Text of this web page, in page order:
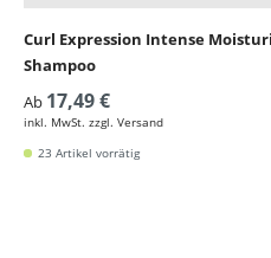
Curl Expression Intense
Shampoo
Ab 17,49 €
inkl. MwSt. zzgl. Versand
23 Artikel vorrätig